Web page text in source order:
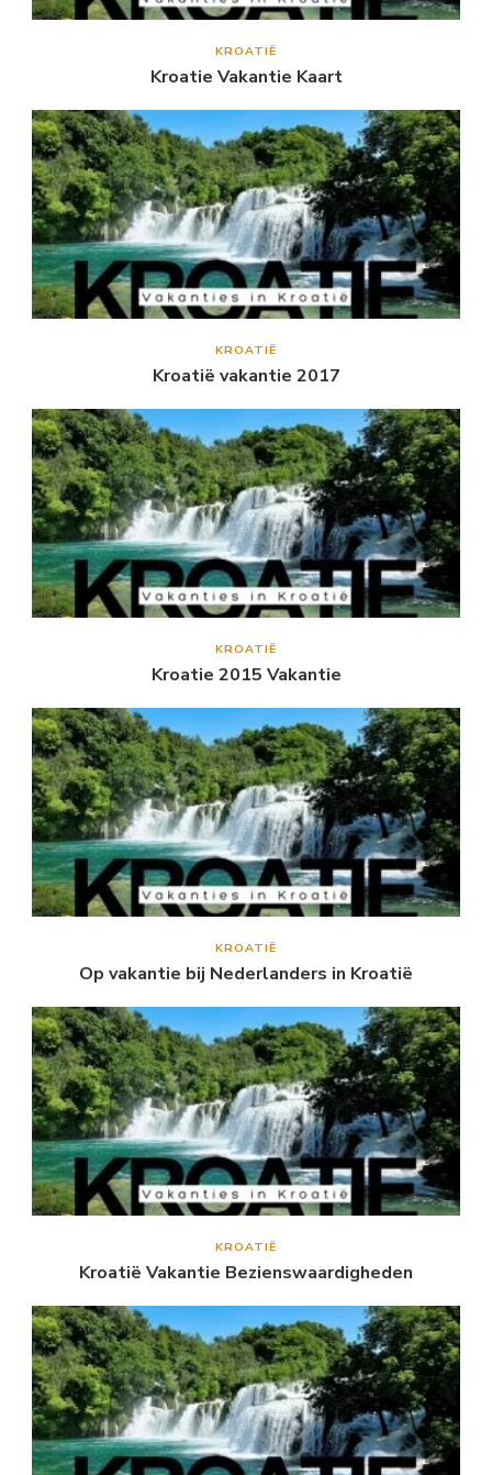
KROATIË
Kroatie Vakantie Kaart
KROATIË
Kroatië vakantie 2017
KROATIË
Kroatie 2015 Vakantie
KROATIË
Op vakantie bij Nederlanders in Kroatië
KROATIË
Kroatië Vakantie Bezienswaardigheden